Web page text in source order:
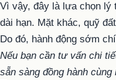
Vì vậy, đây là lựa chọn
dài hạn. Mặt khác, quỹ
Do đó, hành động sớm
Nếu bạn cần tư vấn chi
sẵn sàng đồng hành cùng